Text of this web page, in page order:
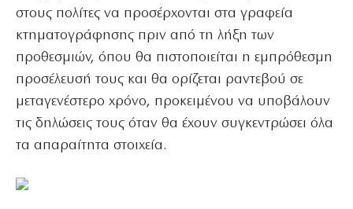
στους πολίτες να προσέρχονται στα γραφεία
κτηματογράφησης πριν από τη λήξη των
προθεσμιών, όπου θα πιστοποιείται η εμπρόθεσμη
προσέλευσή τους και θα ορίζεται ραντεβού σε
μεταγενέστερο χρόνο, προκειμένου να υποβάλουν
τις δηλώσεις τους όταν θα έχουν συγκεντρώσει όλα
τα απαραίτητα στοιχεία.